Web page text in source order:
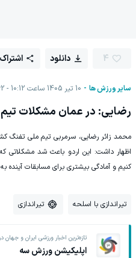
سایر ورزش ها 10 تیر 1405 ساعت 10:12
4 دانلود
رضایی: در عمان مشکلات تیم
محمد زائر رضایی، سرمربی تیم ملی تفنگ
اظهار داشت: این اردو باعث شد مشکلاتی
کنیم و آمادگی بیشتری برای مسابقات آینده
تیراندازی با اسلحه تیراندازی
تازه‌ترین اخبار ورزشی ایران و جهان
اپلیکیشن ورزش سه